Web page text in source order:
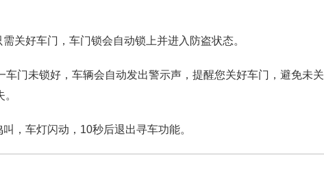
关好车门，车门锁会自动锁上并进入防盗状态。
车门未锁好，车辆会自动发出警示声，提醒您关好车门，避免未关
，车灯闪动，10秒后退出寻车功能。